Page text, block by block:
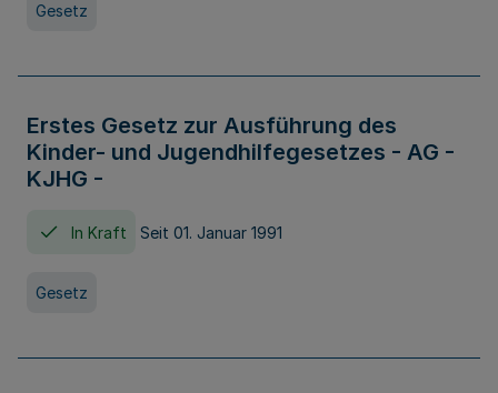
Gesetz
Erstes Gesetz zur Ausführung des
Kinder- und Jugendhilfegesetzes - AG -
KJHG -
In Kraft Seit 01. Januar 1991
Gesetz